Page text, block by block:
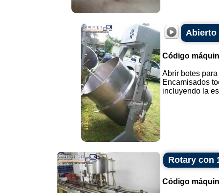
Abierto
Código
Abrir botes
Encamisados
incluyendo la
Rotary con
Código